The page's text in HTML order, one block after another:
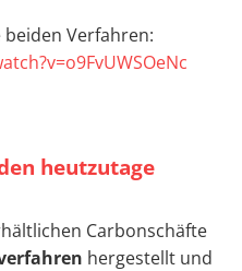
beiden Verfahren:
heutzutage
Carbonschäfte
hergestellt und